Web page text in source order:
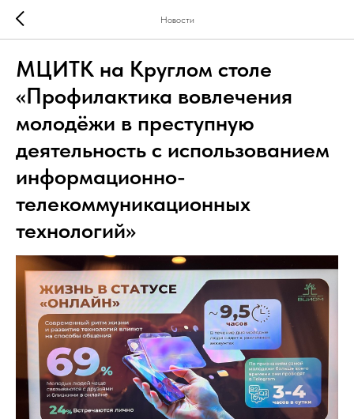
Новости
МЦИТК на Круглом столе
«Профилактика вовлечения
молодёжи в преступную
деятельность с использованием
информационно-
телекоммуникационных
технологий»